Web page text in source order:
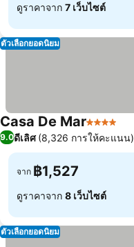
ดูราคาจาก 7 เว็บไซต์
ตัวเลือกยอดนิยม
Casa De Mar4 ดาว
9.0ดีเลิศ (8,326 การให้คะแนน)
จาก ฿1,527
ดูราคาจาก 8 เว็บไซต์
ตัวเลือกยอดนิยม